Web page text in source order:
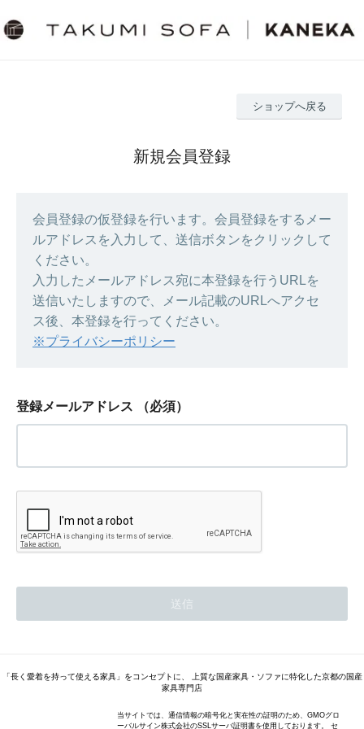
ショップへ戻る
新規会員登録
会員登録の仮登録を行います。会員登録をするメー
ルアドレスを入力して、送信ボタンをクリックして
ください。
入力したメールアドレス宛に本登録を行うURLを
送信いたしますので、メール記載のURLへアクセ
ス後、本登録を行ってください。
※プライバシーポリシー
登録メールアドレス （必須）
「長く愛着を持って使える家具」をコンセプトに、 上質な国産家具・ソファに特化した京都の国産
家具専門店
当サイトでは、通信情報の暗号化と実在性の証明のため、GMOグロ
ーバルサイン株式会社のSSLサーバ証明書を使用しております。 セ